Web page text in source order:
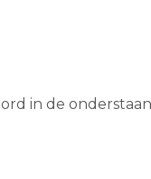
in de